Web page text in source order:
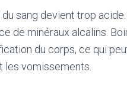
sang devient trop acide.
de minéraux alcalins.
du corps, ce qui
les vomissements.